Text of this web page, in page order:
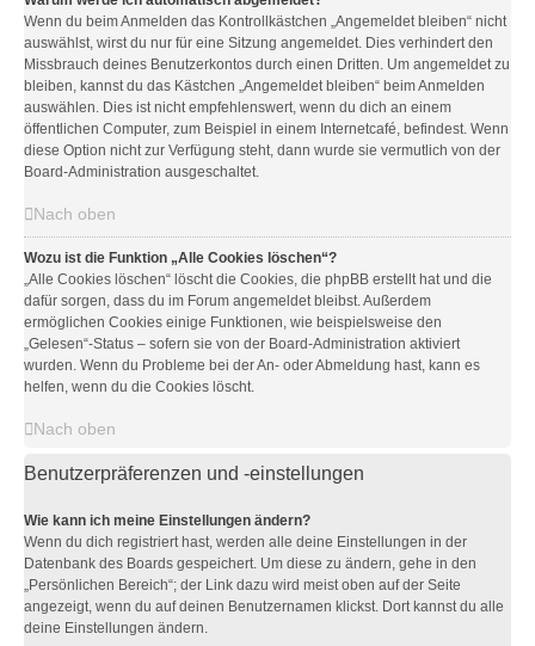
Wenn du beim Anmelden das Kontrollkästchen „Angemeldet bleiben“ nicht
auswählst, wirst du nur für eine Sitzung angemeldet. Dies verhindert den
Missbrauch deines Benutzerkontos durch einen Dritten. Um angemeldet zu
bleiben, kannst du das Kästchen „Angemeldet bleiben“ beim Anmelden
auswählen. Dies ist nicht empfehlenswert, wenn du dich an einem
öffentlichen Computer, zum Beispiel in einem Internetcafé, befindest. Wenn
diese Option nicht zur Verfügung steht, dann wurde sie vermutlich von der
Board-Administration ausgeschaltet.
Nach oben
Wozu ist die Funktion „Alle Cookies löschen“?
„Alle Cookies löschen“ löscht die Cookies, die phpBB erstellt hat und die
dafür sorgen, dass du im Forum angemeldet bleibst. Außerdem
ermöglichen Cookies einige Funktionen, wie beispielsweise den
„Gelesen“-Status – sofern sie von der Board-Administration aktiviert
wurden. Wenn du Probleme bei der An- oder Abmeldung hast, kann es
helfen, wenn du die Cookies löscht.
Nach oben
Benutzerpräferenzen und -einstellungen
Wie kann ich meine Einstellungen ändern?
Wenn du dich registriert hast, werden alle deine Einstellungen in der
Datenbank des Boards gespeichert. Um diese zu ändern, gehe in den
„Persönlichen Bereich“; der Link dazu wird meist oben auf der Seite
angezeigt, wenn du auf deinen Benutzernamen klickst. Dort kannst du alle
deine Einstellungen ändern.